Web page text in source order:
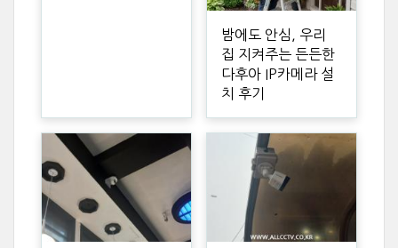
밤에도 안심, 우리
집 지켜주는 든든한
다후아 IP카메라 설
치 후기